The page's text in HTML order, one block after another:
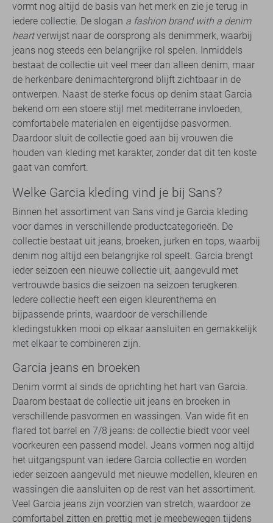
vormt nog altijd de basis van het merk en zie je terug in
iedere collectie. De slogan a fashion brand with a denim
heartverwijst naar de oorsprong als denimmerk, waarbij
jeans nog steeds een belangrijke rol spelen. Inmiddels
bestaat de collectie uit veel meer dan alleen denim, maar
de herkenbare denimachtergrond blijft zichtbaar in de
ontwerpen. Naast de sterke focus op denim staat Garcia
bekend om een stoere stijl met mediterrane invloeden,
comfortabele materialen en eigentijdse pasvormen.
Daardoor sluit de collectie goed aan bij vrouwen die
houden van kleding met karakter, zonder dat dit ten koste
gaat van comfort.
Welke Garcia kleding vind je bij Sans?
Binnen het assortiment van Sans vind je Garcia kleding
voor dames in verschillende productcategorieën. De
collectie bestaat uit jeans, broeken, jurken en tops, waarbij
denim nog altijd een belangrijke rol speelt. Garcia brengt
ieder seizoen een nieuwe collectie uit, aangevuld met
vertrouwde basics die seizoen na seizoen terugkeren.
Iedere collectie heeft een eigen kleurenthema en
bijpassende prints, waardoor de verschillende
kledingstukken mooi op elkaar aansluiten en gemakkelijk
met elkaar te combineren zijn.
Garcia jeans en broeken
Denim vormt al sinds de oprichting het hart van Garcia.
Daarom bestaat de collectie uit jeans en broeken in
verschillende pasvormen en wassingen. Van wide fit en
flared tot barrel en 7/8 jeans: de collectie biedt voor veel
voorkeuren een passend model. Jeans vormen nog altijd
het uitgangspunt van iedere Garcia collectie en worden
ieder seizoen aangevuld met nieuwe modellen, kleuren en
wassingen die aansluiten op de rest van het assortiment.
Veel Garcia jeans zijn voorzien van stretch, waardoor ze
comfortabel zitten en prettig met je meebewegen tijdens